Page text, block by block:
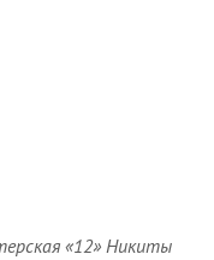
«12» Никиты